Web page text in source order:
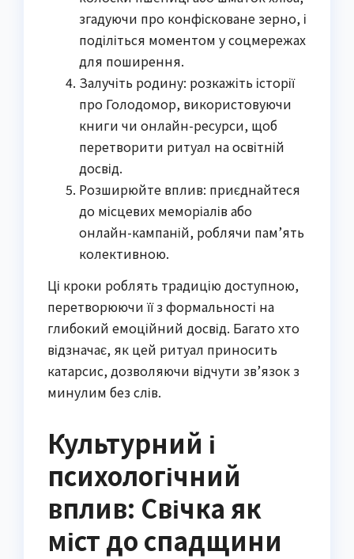
згадуючи про конфісковане зерно, і
поділіться моментом у соцмережах
для поширення.
Залучіть родину: розкажіть історії
про Голодомор, використовуючи
книги чи онлайн-ресурси, щоб
перетворити ритуал на освітній
досвід.
Розширюйте вплив: приєднайтеся
до місцевих меморіалів або
онлайн-кампаній, роблячи пам’ять
колективною.
Ці кроки роблять традицію доступною,
перетворюючи її з формальності на
глибокий емоційний досвід. Багато хто
відзначає, як цей ритуал приносить
катарсис, дозволяючи відчути зв’язок з
минулим без слів.
Культурний і
психологічний
вплив: Свічка як
міст до спадщини